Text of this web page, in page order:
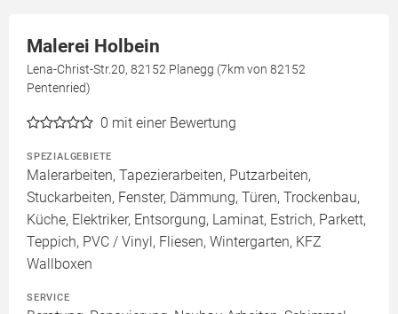
Malerei Holbein
Lena-Christ-Str.20, 82152 Planegg (7km von 82152
Pentenried)
0 mit einer Bewertung
SPEZIALGEBIETE
Malerarbeiten, Tapezierarbeiten, Putzarbeiten,
Stuckarbeiten, Fenster, Dämmung, Türen, Trockenbau,
Küche, Elektriker, Entsorgung, Laminat, Estrich, Parkett,
Teppich, PVC / Vinyl, Fliesen, Wintergarten, KFZ
Wallboxen
SERVICE